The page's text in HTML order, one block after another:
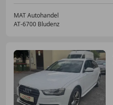
MAT Autohandel
AT-6700 Bludenz